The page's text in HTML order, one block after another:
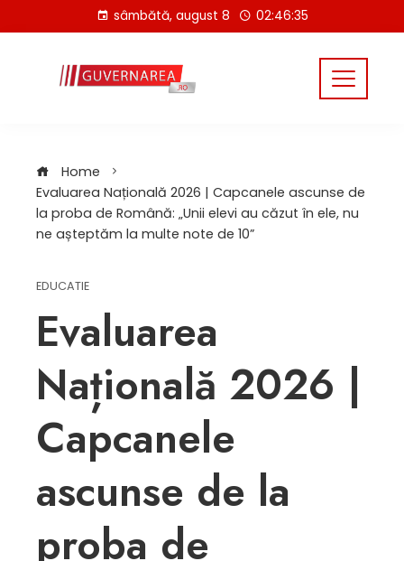
to
sâmbătă, august 8 02:46:35
Home
Evaluarea Națională 2026 | Capcanele ascunse de
la proba de Română: „Unii elevi au căzut în ele, nu
ne așteptăm la multe note de 10”
EDUCATIE
Evaluarea
Națională 2026 |
Capcanele
ascunse de la
proba de